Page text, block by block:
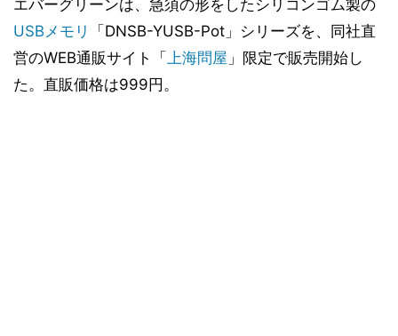
エバーグリーンは、急須の形をしたシリコンゴム製の
USBメモリ
「DNSB-YUSB-Pot」シリーズを、同社直
営のWEB通販サイト「 上海問屋 」限定で販売開始し
た。直販価格は999円。